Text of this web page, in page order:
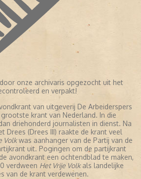
onze archivaris opgezocht uit het
en verpakt!
van uitgeverij De Arbeiderspers
krant van Nederland. In die
driehonderd journalisten in dienst. Na
Drees (Drees III) raakte de krant veel
Volkwas aanhanger van de Partij van de
uit. Pogingen om de partijkrant
avondkrant een ochtendblad te maken,
verdween Het Vrije Volkals landelijke
van de krant verdewenen.